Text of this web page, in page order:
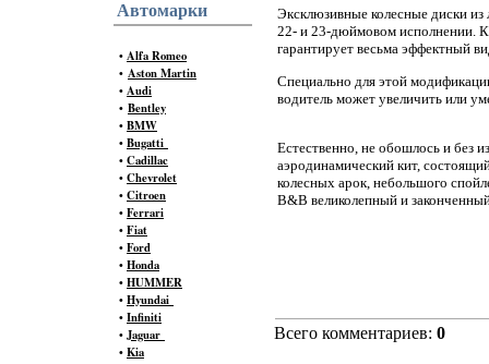
Автомарки
•Alfa Romeo
• Aston Martin
•Audi
• Bentley
•BMW
•Bugatti
•Cadillac
•Chevrolet
•Citroen
•Ferrari
•Fiat
•Ford
•Honda
•HUMMER
•Hyundai
•Infiniti
•Jaguar
•Kia
Эксклюзивные колесные диски из
22- и 23-дюймовом исполнении.
гарантирует весьма эффектный
Специально для этой
водитель может увеличить или
Естественно, не обошлось и без
аэродинамический кит,
колесных арок, небольшого
B&B великолепный и
Всего комментариев: 0